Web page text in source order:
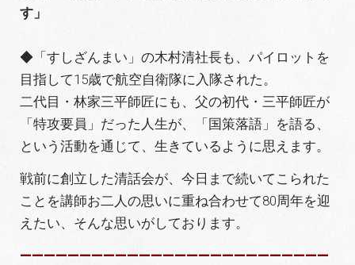
す」
◆「すしざんまい」の木村清社長も、パイロットを
目指して15歳で航空自衛隊に入隊された。
二代目・林家三平師匠にも、父の初代・三平師匠が
「特攻要員」だった人生が、「国策落語」を語る、
という活動を通じて、生きているように思えます。
戦前に創立した清話会が、今日まで続いてこられた
ことを講師お二人の思いに重ね合わせて80周年を迎
えたい、そんな思いがしております。
——————————————————————————